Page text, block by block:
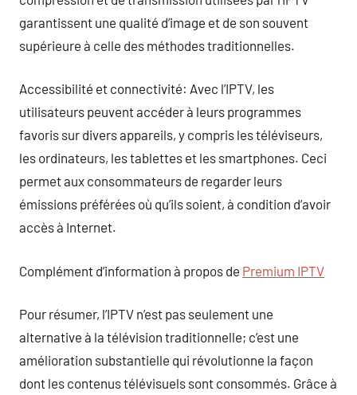
garantissent une qualité d’image et de son souvent
supérieure à celle des méthodes traditionnelles.
Accessibilité et connectivité: Avec l’IPTV, les
utilisateurs peuvent accéder à leurs programmes
favoris sur divers appareils, y compris les téléviseurs,
les ordinateurs, les tablettes et les smartphones. Ceci
permet aux consommateurs de regarder leurs
émissions préférées où qu’ils soient, à condition d’avoir
accès à Internet.
Complément d’information à propos de Premium IPTV
Pour résumer, l’IPTV n’est pas seulement une
alternative à la télévision traditionnelle; c’est une
amélioration substantielle qui révolutionne la façon
dont les contenus télévisuels sont consommés. Grâce à